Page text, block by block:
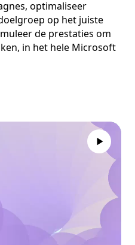
optimaliseer
op het juiste
de prestaties om
in het hele Microsoft